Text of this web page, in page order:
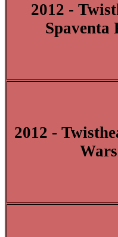
2012 -
Spaventa
2012 -
Wars